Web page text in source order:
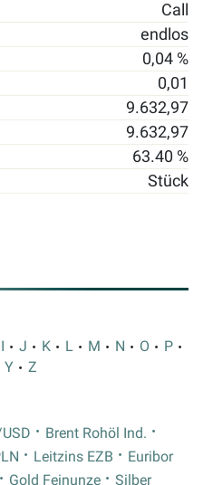
Call
endlos
0,04 %
0,01
9.632,97
9.632,97
63.40 %
Stück
I J K L M N O
P
Y Z
Brent Rohöl Ind.
Leitzins EZB
Euribor
Gold Feinunze Silber